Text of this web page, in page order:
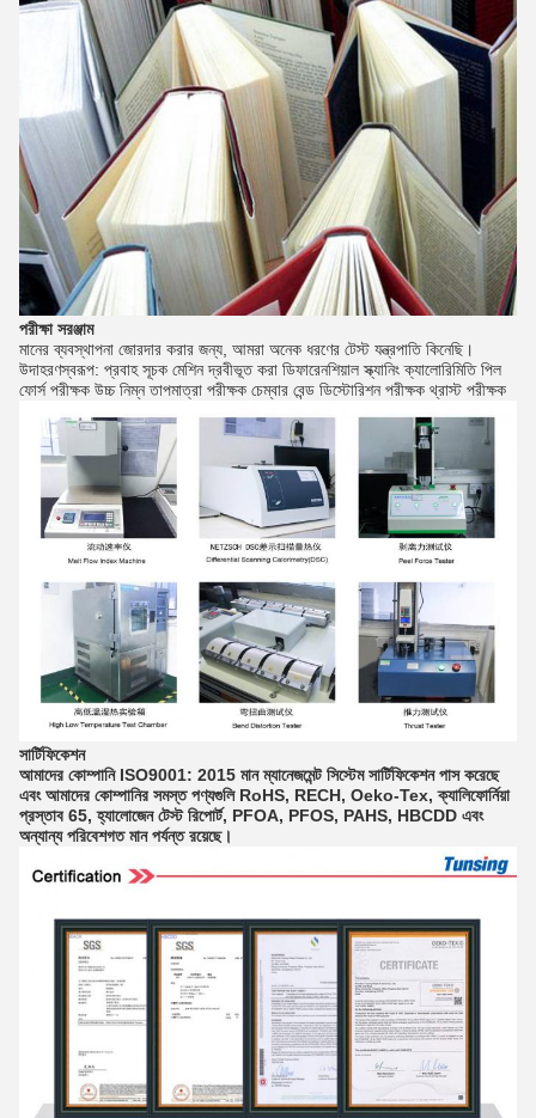
পরীক্ষা সরঞ্জাম
মানের ব্যবস্থাপনা জোরদার করার জন্য, আমরা অনেক ধরণের টেস্ট যন্ত্রপাতি কিনেছি।
উদাহরণস্বরূপ: প্রবাহ সূচক মেশিন দ্রবীভূত করা ডিফারেনশিয়াল স্ক্যানিং ক্যালোরিমিতি পিল
ফোর্স পরীক্ষক উচ্চ নিম্ন তাপমাত্রা পরীক্ষক চেম্বার বেন্ড ডিস্টোরিশন পরীক্ষক থ্রাস্ট পরীক্ষক
সার্টিফিকেশন
আমাদের কোম্পানি ISO9001: 2015 মান ম্যানেজমেন্ট সিস্টেম সার্টিফিকেশন পাস করেছে
এবং আমাদের কোম্পানির সমস্ত পণ্যগুলি RoHS, RECH, Oeko-Tex, ক্যালিফোর্নিয়া
প্রস্তাব 65, হ্যালোজেন টেস্ট রিপোর্ট, PFOA, PFOS, PAHS, HBCDD এবং
অন্যান্য পরিবেশগত মান পর্যন্ত রয়েছে।